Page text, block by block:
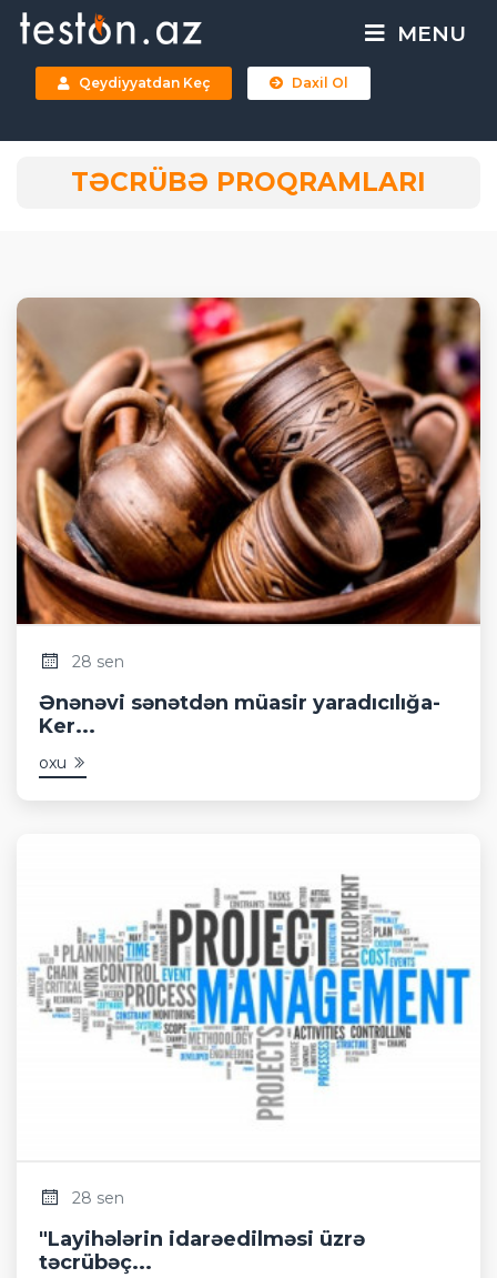
MENU
Qeydiyyatdan Keç Daxil Ol
TƏCRÜBƏ PROQRAMLARI
28 sen
Ənənəvi sənətdən müasir yaradıcılığa-
Ker...
oxu
28 sen
"Layihələrin idarəedilməsi üzrə
təcrübəç...